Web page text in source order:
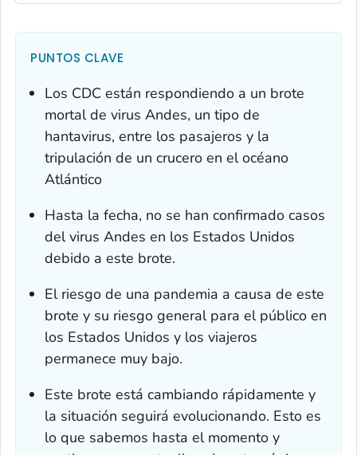
PUNTOS CLAVE
Los CDC están respondiendo a un brote
mortal de virus Andes, un tipo de
hantavirus, entre los pasajeros y la
tripulación de un crucero en el océano
Atlántico
Hasta la fecha, no se han confirmado casos
del virus Andes en los Estados Unidos
debido a este brote.
El riesgo de una pandemia a causa de este
brote y su riesgo general para el público en
los Estados Unidos y los viajeros
permanece muy bajo.
Este brote está cambiando rápidamente y
la situación seguirá evolucionando. Esto es
lo que sabemos hasta el momento y